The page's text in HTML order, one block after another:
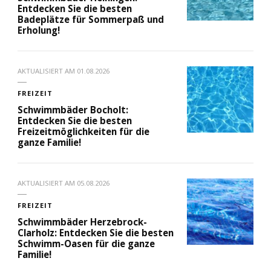
Entdecken Sie die besten
Badeplätze für Sommerpaß und
Erholung!
AKTUALISIERT AM 01.08.2026
FREIZEIT
Schwimmbäder Bocholt:
Entdecken Sie die besten
Freizeitmöglichkeiten für die
ganze Familie!
AKTUALISIERT AM 05.08.2026
FREIZEIT
Schwimmbäder Herzebrock-
Clarholz: Entdecken Sie die besten
Schwimm-Oasen für die ganze
Familie!